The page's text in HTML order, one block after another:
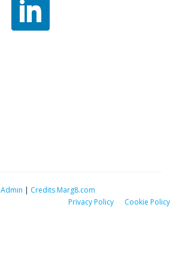
Admin | Credits Marg8.com
Privacy Policy
Cookie Policy